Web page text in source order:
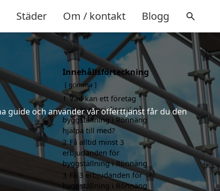
Städer Om / kontakt Blogg
guide och använder vår offerttjänst får du den
Innehållsförteckning
gömma
1 Vad kan ett företag
som är specialiserat på
byggställning i Rönnäng
hjälpa till med?
2 Få alltid minst 3
erbjudanden för
byggställning i Rönnäng
3 Få 3 erbjudanden för
byggställning i Rönnäng